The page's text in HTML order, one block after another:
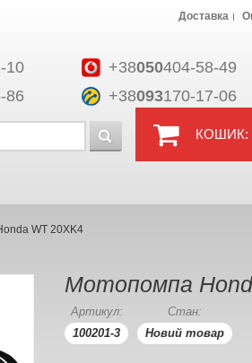
10 +38050404-58-49
86 +38093170-17-06
Доставка
КОШИК:
WT 20XK4
Мотопомпа
Артикул:
100201-3
Стан:
Новий товар